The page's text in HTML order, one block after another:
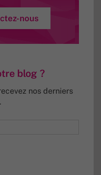
nous
blog ?
nos derniers